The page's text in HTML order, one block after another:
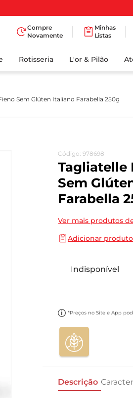
Compre
Novamente
Minhas
Listas
Rotisseria L'or & Pilão
Sem Glúten Italiano Farabella 250g
Código:978698
Tagliatelle
Sem
Farabella
Ver mais produtos
Adicionar
Indisponível
*Preços no Site e App
Descrição
BUSCADOS